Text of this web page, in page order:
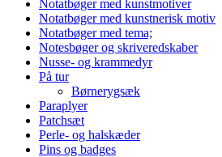
Notatbøger med kunstmotiver
Notatbøger med kunstnerisk motiv
Notatbøger med tema;
Notesbøger og skriveredskaber
Nusse- og krammedyr
På tur
Børnerygsæk
Paraplyer
Patchsæt
Perle- og halskæder
Pins og badges